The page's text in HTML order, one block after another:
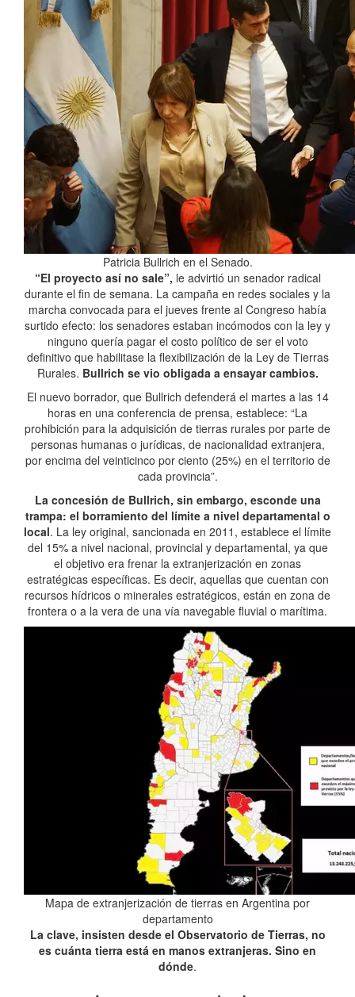
Patricia Bullrich en el Senado.
“El proyecto así no sale”, le advirtió un senador radical
durante el fin de semana. La campaña en redes sociales y la
marcha convocada para el jueves frente al Congreso había
surtido efecto: los senadores estaban incómodos con la ley y
ninguno quería pagar el costo político de ser el voto
definitivo que habilitase la flexibilización de la Ley de Tierras
Rurales. Bullrich se vio obligada a ensayar cambios.
El nuevo borrador, que Bullrich defenderá el martes a las 14
horas en una conferencia de prensa, establece: “La
prohibición para la adquisición de tierras rurales por parte de
personas humanas o jurídicas, de nacionalidad extranjera,
por encima del veinticinco por ciento (25%) en el territorio de
cada provincia”.
La concesión de Bullrich, sin embargo, esconde una
trampa: el borramiento del límite a nivel departamental o
local. La ley original, sancionada en 2011, establece el límite
del 15% a nivel nacional, provincial y departamental, ya que
el objetivo era frenar la extranjerización en zonas
estratégicas específicas. Es decir, aquellas que cuentan con
recursos hídricos o minerales estratégicos, están en zona de
frontera o a la vera de una vía navegable fluvial o marítima.
Mapa de extranjerización de tierras en Argentina por
departamento
La clave, insisten desde el Observatorio de Tierras, no
es cuánta tierra está en manos extranjeras. Sino en
dónde.